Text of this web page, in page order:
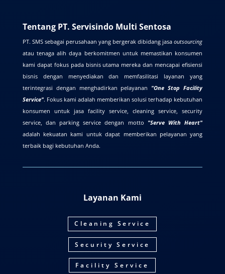
Tentang PT. Servisindo Multi Sentosa
PT. SMS sebagai perusahaan yang bergerak dibidang jasaoutsourcing
atau tenaga alih daya berkomitmen untuk memastikan konsumen
kami dapat fokus pada bisnis utama mereka dan mencapai efisiensi
bisnis dengan menyediakan dan memfasilitasi layanan yang
terintegrasi dengan menghadirkan pelayanan "One Stop Facility
Service". Fokus kami adalah memberikan solusi terhadap kebutuhan
konsumen untuk jasa facility service, cleaning service, security
service, dan parking service dengan motto "Serve With Heart"
adalah kekuatan kami untuk dapat memberikan pelayanan yang
terbaik bagi kebutuhan Anda.
Layanan Kami
Cleaning Service
Security Service
Facility Service